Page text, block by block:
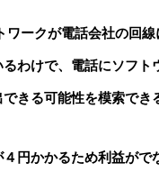
ークが電話会社の回
わけで、電話にソフ
きる可能性を模索でき
円かかるため利益が